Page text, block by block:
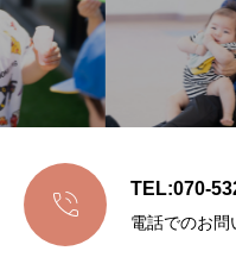
 TEL:070-
電話でのお問